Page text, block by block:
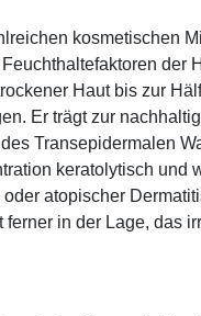
kosmetischen
der
Haut bis zur
Er trägt zur
Transepidermalen
keratolytisch und
atopischer
in der Lage, das